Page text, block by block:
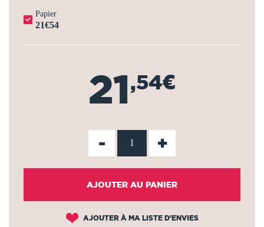
Papier
21€54
21,54€
- +
AJOUTER AU PANIER
AJOUTER À MA LISTE D'ENVIES